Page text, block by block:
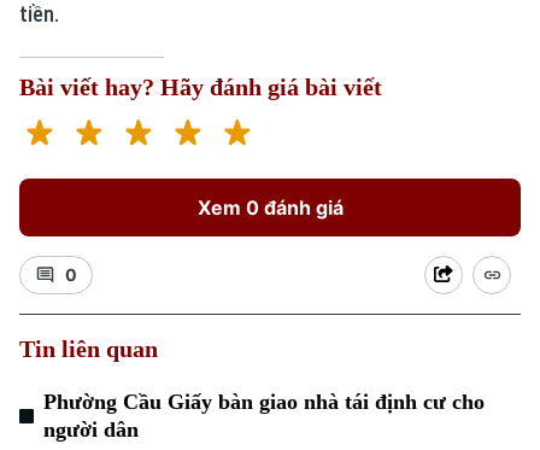
tiền.
Bài viết hay? Hãy đánh giá bài viết
Xem 0 đánh giá
0
Tin liên quan
Phường Cầu Giấy bàn giao nhà tái định cư cho
người dân